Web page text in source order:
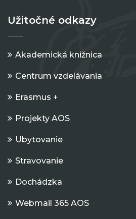
Užitočné odkazy
Akademická knižnica
Centrum vzdelávania
Erasmus +
Projekty AOS
Ubytovanie
Stravovanie
Dochádzka
Webmail 365 AOS